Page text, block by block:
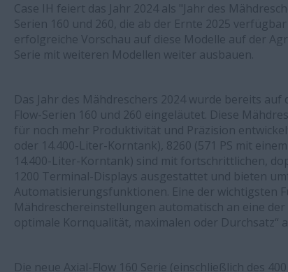
Case IH feiert das Jahr 2024 als "Jahr des
Serien 160 und 260, die ab der Ernte 2025
erfolgreiche Vorschau auf diese Modelle auf der
Serie mit weiteren Modellen weiter ausbauen.
Das Jahr des Mähdreschers 2024 wurde bereits
Flow-Serien 160 und 260 eingeläutet. Diese
für noch mehr Produktivität und Präzision
oder 14.400-Liter-Korntank), 8260 (571 PS mit
14.400-Liter-Korntank) sind mit fortschrittlichen,
1200 Terminal-Displays ausgestattet und bieten
Automatisierungsfunktionen. Eine der wichtigsten
Mähdreschereinstellungen automatisch an eine
optimale Kornqualität, maximalen oder Durchsatz“
Die neue Axial-Flow 160 Serie (einschließlich des